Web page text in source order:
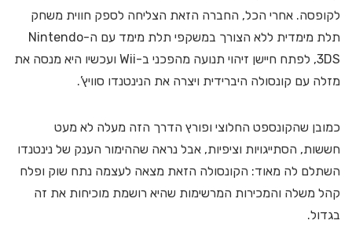
לקופסה. אחרי הכל, החברה הזאת הצליחה לספק חווית משחק
תלת מימדית ללא הצורך במשקפי תלת מימד עם ה-Nintendo
3DS, לפתח חיישן זיהוי תנועה מהפכני ב-Wii ועכשיו היא מנסה את
מזלה עם קונסולה היברידית ויצרה את הנינטנדו סוויץ’.
כמובן שהקונספט החלוצי ופורץ הדרך הזה מעלה לא מעט
חששות, הסתייגויות וציפיות, אבל נראה שההימור הענק של נינטנדו
השתלם לה מאוד: הקונסולה הזאת מצאה לעצמה נתח שוק ופלח
קהל משלה והמכירות המרשימות שהיא רושמת מוכיחות את זה
בגדול.